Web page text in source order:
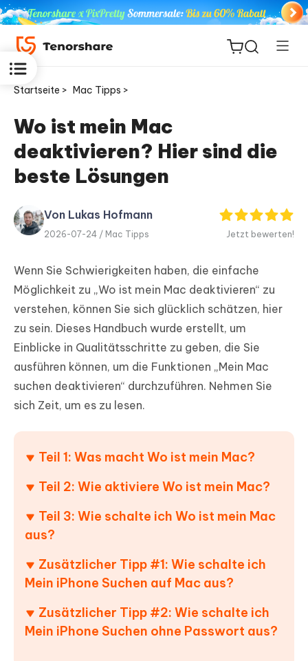
ReiBoot
for iOS
PDF
Editor
Neu
iAnyGo
Startseite > Mac Tipps >
Wo ist mein Mac
deaktivieren? Hier sind die
beste Lösungen
Von Lukas Hofmann
2026-07-24 / Mac Tipps Jetzt bewerten!
Wenn Sie Schwierigkeiten haben, die einfache
Möglichkeit zu „Wo ist mein Mac deaktivieren“ zu
verstehen, können Sie sich glücklich schätzen, hier
zu sein. Dieses Handbuch wurde erstellt, um
Einblicke in Qualitätsschritte zu geben, die Sie
ausführen können, um die Funktionen „Mein Mac
suchen deaktivieren“ durchzuführen. Nehmen Sie
sich Zeit, um es zu lesen.
Teil 1: Was macht Wo ist mein Mac?
Teil 2: Wie aktiviere Wo ist mein Mac?
Teil 3: Wie schalte ich Wo ist mein Mac
aus?
Zusätzlicher Tipp #1: Wie schalte ich
Mein iPhone Suchen auf Mac aus?
Zusätzlicher Tipp #2: Wie schalte ich
Mein iPhone Suchen ohne Passwort aus?